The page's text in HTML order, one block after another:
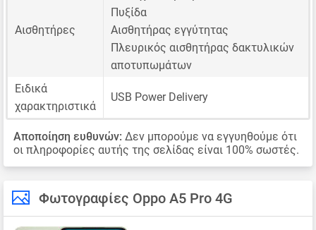
Αισθητήρες
Πυξίδα
Αισθητήρας εγγύτητας
Πλευρικός αισθητήρας δακτυλικών
αποτυπωμάτων
Ειδικά
χαρακτηριστικά
USB Power Delivery
Αποποίηση ευθυνών: Δεν μπορούμε να εγγυηθούμε ότι
οι πληροφορίες αυτής της σελίδας είναι 100% σωστές.
Φωτογραφίες Oppo A5 Pro 4G